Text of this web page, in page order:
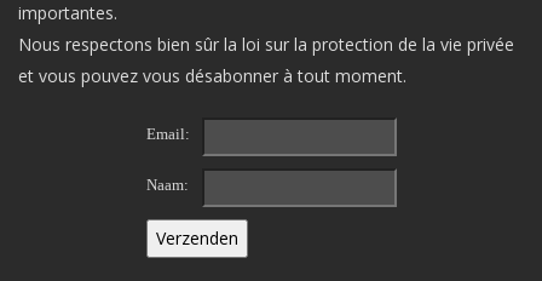
importantes.
Nous respectons bien sûr la loi sur la protection de la vie privée
et vous pouvez vous désabonner à tout moment.
Email:
Naam: